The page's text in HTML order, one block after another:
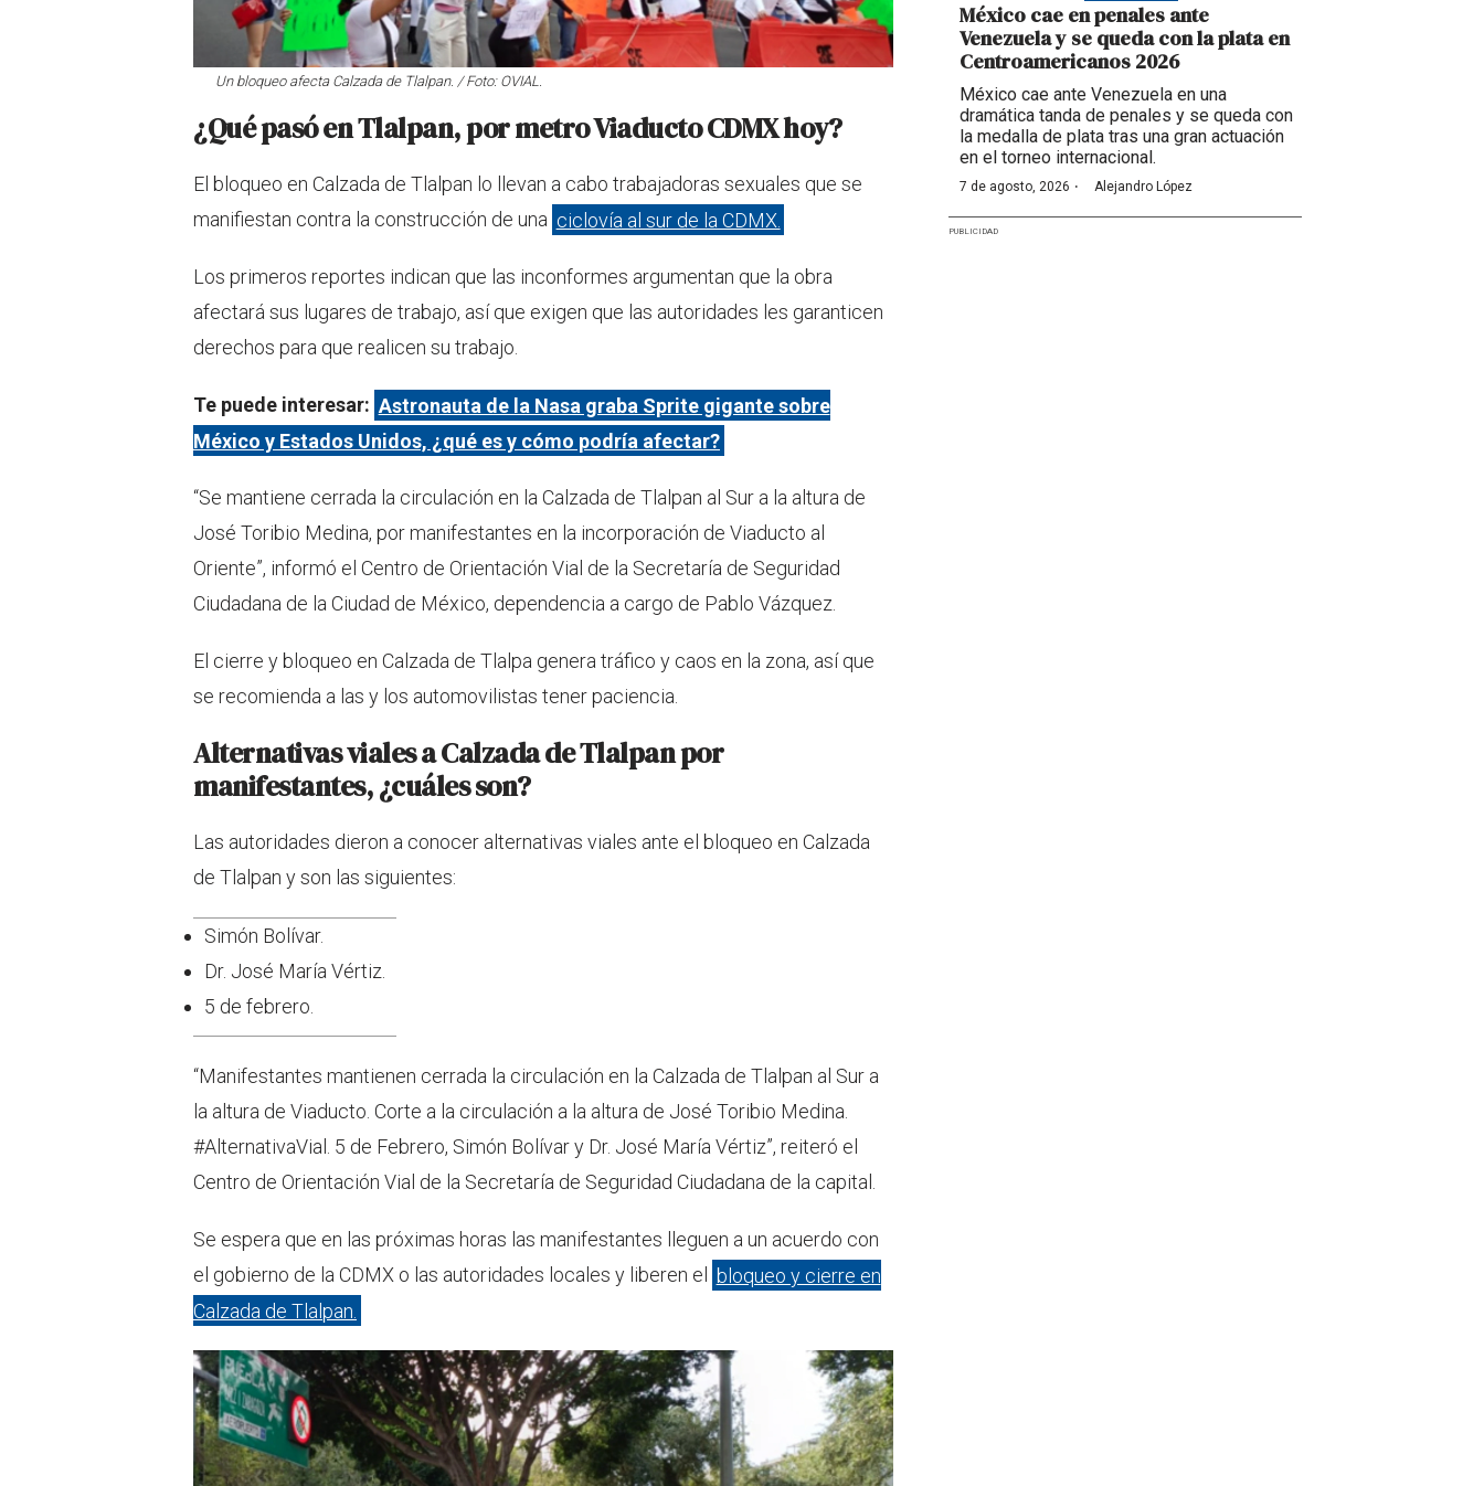
Un bloqueo afecta Calzada de Tlalpan. / Foto: OVIAL.
¿Qué pasó en Tlalpan, por metro Viaducto CDMX hoy?
El bloqueo en Calzada de Tlalpan lo llevan a cabo trabajadoras sexuales que se
manifiestan contra la construcción de una ciclovía al sur de la CDMX.
Los primeros reportes indican que las inconformes argumentan que la obra
afectará sus lugares de trabajo, así que exigen que las autoridades les garanticen
derechos para que realicen su trabajo.
Te puede interesar: Astronauta de la Nasa graba Sprite gigante sobre
México y Estados Unidos, ¿qué es y cómo podría afectar?
“Se mantiene cerrada la circulación en la Calzada de Tlalpan al Sur a la altura de
José Toribio Medina, por manifestantes en la incorporación de Viaducto al
Oriente”, informó el Centro de Orientación Vial de la Secretaría de Seguridad
Ciudadana de la Ciudad de México, dependencia a cargo de Pablo Vázquez.
El cierre y bloqueo en Calzada de Tlalpa genera tráfico y caos en la zona, así que
se recomienda a las y los automovilistas tener paciencia.
Alternativas viales a Calzada de Tlalpan por
manifestantes, ¿cuáles son?
Las autoridades dieron a conocer alternativas viales ante el bloqueo en Calzada
de Tlalpan y son las siguientes:
Simón Bolívar.
Dr. José María Vértiz.
5 de febrero.
“Manifestantes mantienen cerrada la circulación en la Calzada de Tlalpan al Sur a
la altura de Viaducto. Corte a la circulación a la altura de José Toribio Medina.
#AlternativaVial. 5 de Febrero, Simón Bolívar y Dr. José María Vértiz”, reiteró el
Centro de Orientación Vial de la Secretaría de Seguridad Ciudadana de la capital.
Se espera que en las próximas horas las manifestantes lleguen a un acuerdo con
el gobierno de la CDMX o las autoridades locales y liberen el
bloqueo y cierre en
Calzada de Tlalpan.
México cae en penales ante
Venezuela y se queda con la plata en
Centroamericanos 2026
México cae ante Venezuela en una
dramática tanda de penales y se queda con
la medalla de plata tras una gran actuación
en el torneo internacional.
7 de agosto, 2026 · Alejandro López
PUBLICIDAD